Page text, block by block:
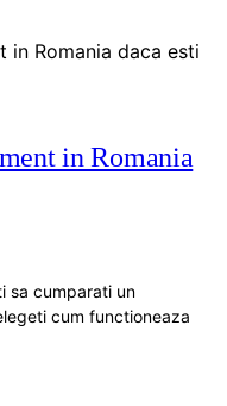
in Romania
sa cumparati un
cum functioneaza